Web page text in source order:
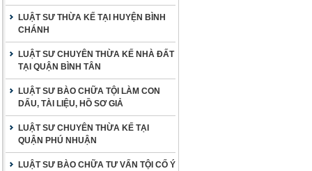
LUẬT SƯ THỪA KẾ TẠI HUYỆN BÌNH
CHÁNH
LUẬT SƯ CHUYÊN THỪA KẾ NHÀ ĐẤT
TẠI QUẬN BÌNH TÂN
LUẬT SƯ BÀO CHỮA TỘI LÀM CON
DẤU, TÀI LIỆU, HỒ SƠ GIẢ
LUẬT SƯ CHUYÊN THỪA KẾ TẠI
QUẬN PHÚ NHUẬN
LUẬT SƯ BÀO CHỮA TƯ VẤN TỘI CỐ Ý